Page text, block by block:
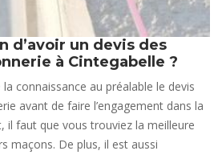
d’avoir un devis des
à Cintegabelle ?
connaissance au préalable le devis
avant de faire l’engagement dans la
il faut que vous trouviez la meilleure
maçons. De plus, il est aussi